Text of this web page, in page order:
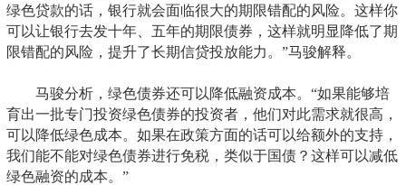
绿色贷款的话，银行就会面临很大的期限错配的风险。这样你
可以让银行去发十年、五年的期限债券，这样就明显降低了期
限错配的风险，提升了长期信贷投放能力。”马骏解释。
马骏分析，绿色债券还可以降低融资成本。“如果能够培
育出一批专门投资绿色债券的投资者，他们对此需求就很高，
可以降低绿色成本。如果在政策方面的话可以给额外的支持，
我们能不能对绿色债券进行免税，类似于国债？这样可以减低
绿色融资的成本。”